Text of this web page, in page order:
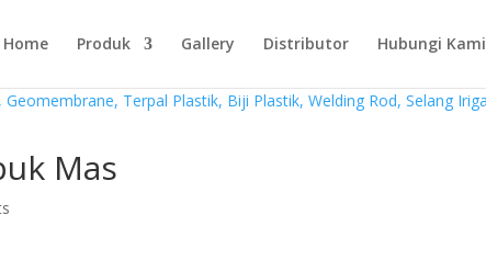
Home Produk Gallery Distributor Hubungi Kami
Mas